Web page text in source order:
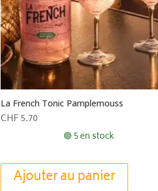
La French Tonic Pamplemouss
CHF 5.70
🟢 5 en stock
Ajouter au panier